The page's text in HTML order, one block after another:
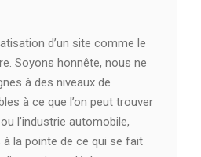
d’un site comme le
Soyons honnête, nous ne
à des niveaux de
à ce que l’on peut trouver
l’industrie automobile,
la pointe de ce qui se fait